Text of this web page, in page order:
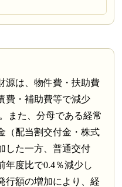
源は、物件費・扶助費
費・補助費等で減少
また、分母である経常
（配当割交付金・株式
した一方、普通交付
年度比で0.4％減少し
行額の増加により、経